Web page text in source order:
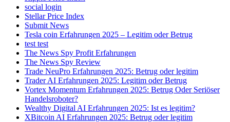
social login
Stellar Price Index
Submit News
Tesla coin Erfahrungen 2025 – Legitim oder Betrug
test test
The News Spy Profit Erfahrungen
The News Spy Review
Trade NeuPro Erfahrungen 2025: Betrug oder legitim
Trader AI Erfahrungen 2025: Legitim oder Betrug
Vortex Momentum Erfahrungen 2025: Betrug Oder Seriöser
Handelsroboter?
Wealthy Digital AI Erfahrungen 2025: Ist es legitim?
XBitcoin AI Erfahrungen 2025: Betrug oder legitim